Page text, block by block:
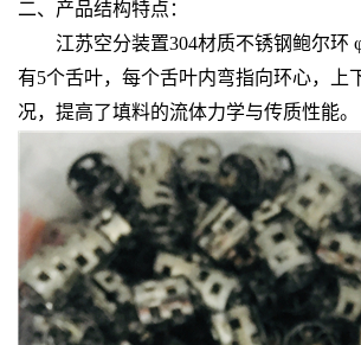
二、产品结构特点：
江苏空分装置304材质不锈钢鲍尔环
有5个舌叶，每个舌叶内弯指向环心，上
况，提高了填料的流体力学与传质性能。